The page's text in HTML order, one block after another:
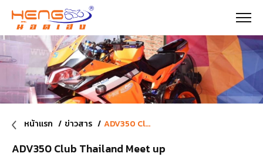
หน้าแรก ข่าวสาร ADV350 Club Thailand Meet up
ADV350 Club Thailand Meet up